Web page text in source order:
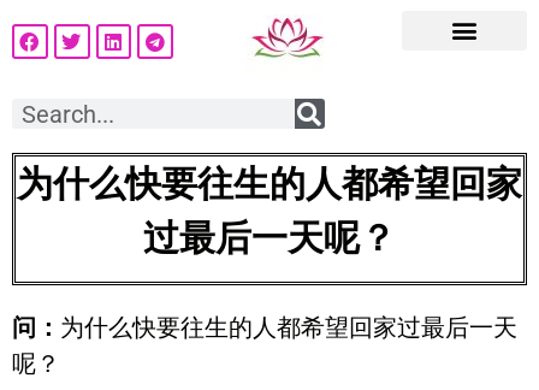
为什么快要往生的人都希望回家
过最后一天呢？
问： 为什么快要往生的人都希望回家过最后一天
呢？